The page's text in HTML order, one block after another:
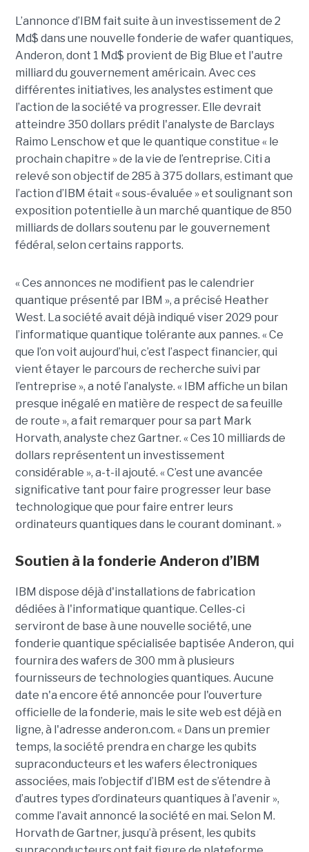
L’annonce d’IBM fait suite à un investissement de 2
Md$ dans une nouvelle fonderie de wafer quantiques,
Anderon, dont 1 Md$ provient de Big Blue et l'autre
milliard du gouvernement américain. Avec ces
différentes initiatives, les analystes estiment que
l’action de la société va progresser. Elle devrait
atteindre 350 dollars prédit l'analyste de Barclays
Raimo Lenschow et que le quantique constitue « le
prochain chapitre » de la vie de l’entreprise. Citi a
relevé son objectif de 285 à 375 dollars, estimant que
l’action d’IBM était « sous-évaluée » et soulignant son
exposition potentielle à un marché quantique de 850
milliards de dollars soutenu par le gouvernement
fédéral, selon certains rapports.
« Ces annonces ne modifient pas le calendrier
quantique présenté par IBM », a précisé Heather
West. La société avait déjà indiqué viser 2029 pour
l’informatique quantique tolérante aux pannes. « Ce
que l’on voit aujourd’hui, c’est l’aspect financier, qui
vient étayer le parcours de recherche suivi par
l’entreprise », a noté l’analyste. « IBM affiche un bilan
presque inégalé en matière de respect de sa feuille
de route », a fait remarquer pour sa part Mark
Horvath, analyste chez Gartner. « Ces 10 milliards de
dollars représentent un investissement
considérable », a-t-il ajouté. « C’est une avancée
significative tant pour faire progresser leur base
technologique que pour faire entrer leurs
ordinateurs quantiques dans le courant dominant. »
Soutien à la fonderie Anderon d’IBM
IBM dispose déjà d'installations de fabrication
dédiées à l'informatique quantique. Celles-ci
serviront de base à une nouvelle société, une
fonderie quantique spécialisée baptisée Anderon, qui
fournira des wafers de 300 mm à plusieurs
fournisseurs de technologies quantiques. Aucune
date n'a encore été annoncée pour l'ouverture
officielle de la fonderie, mais le site web est déjà en
ligne, à l'adresse anderon.com. « Dans un premier
temps, la société prendra en charge les qubits
supraconducteurs et les wafers électroniques
associées, mais l’objectif d’IBM est de s’étendre à
d’autres types d’ordinateurs quantiques à l’avenir »,
comme l’avait annoncé la société en mai. Selon M.
Horvath de Gartner, jusqu’à présent, les qubits